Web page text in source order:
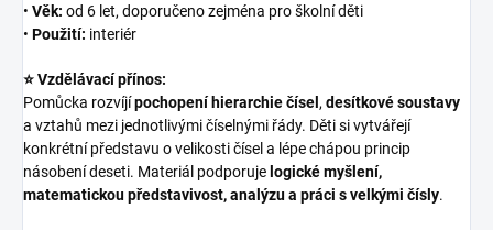
• Věk: od 6 let, doporučeno zejména pro školní děti
• Použití: interiér
⭐ Vzdělávací přínos:
Pomůcka rozvíjípochopení hierarchie čísel , desítkové soustavy
a vztahů mezi jednotlivými číselnými řády. Děti si vytvářejí
konkrétní představu o velikosti čísel a lépe chápou princip
násobení deseti. Materiál podporuje logické myšlení,
matematickou představivost, analýzu a práci s velkými čísly.